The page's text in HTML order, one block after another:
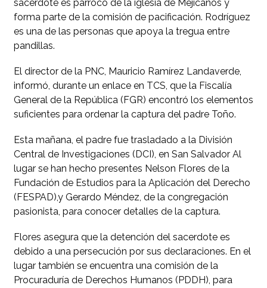
sacerdote es párroco de la iglesia de Mejicanos y
forma parte de la comisión de pacificación. Rodríguez
es una de las personas que apoya la tregua entre
pandillas.
El director de la PNC, Mauricio Ramírez Landaverde,
informó, durante un enlace en TCS, que la Fiscalía
General de la República (FGR) encontró los elementos
suficientes para ordenar la captura del padre Toño.
Esta mañana, el padre fue trasladado a la División
Central de Investigaciones (DCI), en San Salvador Al
lugar se han hecho presentes Nelson Flores de la
Fundación de Estudios para la Aplicación del Derecho
(FESPAD),y Gerardo Méndez, de la congregación
pasionista, para conocer detalles de la captura.
Flores asegura que la detención del sacerdote es
debido a una persecución por sus declaraciones. En el
lugar también se encuentra una comisión de la
Procuraduría de Derechos Humanos (PDDH), para